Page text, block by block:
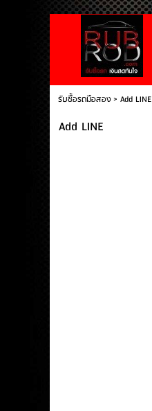
รับซื้อรถมือสอง>Add LINE
Add LINE